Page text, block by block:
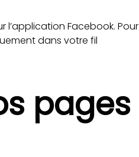
l’application Facebook. Pour
dans votre fil
pages